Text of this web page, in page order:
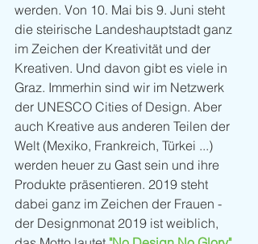
werden. Von 10. Mai bis 9. Juni steht
die steirische Landeshauptstadt ganz
im Zeichen der Kreativität und der
Kreativen. Und davon gibt es viele in
Graz. Immerhin sind wir im Netzwerk
der UNESCO Cities of Design. Aber
auch Kreative aus anderen Teilen der
Welt (Mexiko, Frankreich, Türkei ...)
werden heuer zu Gast sein und ihre
Produkte präsentieren. 2019 steht
dabei ganz im Zeichen der Frauen -
der Designmonat 2019 ist weiblich,